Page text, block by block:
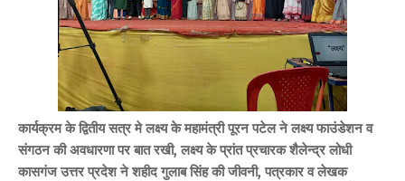
कार्यक्रम के द्वितीय सत्र मे लक्ष्य के महामंत्री पूरन पटेल ने लक्ष्य फाउंडेशन व
संगठन की अवधारणा पर बात रखी, लक्ष्य के प्रांत प्रचारक शैलेन्द्र लोधी
कासगंज उत्तर प्रदेश ने शहीद गुलाब सिंह की जीवनी, पत्रकार व लेखक